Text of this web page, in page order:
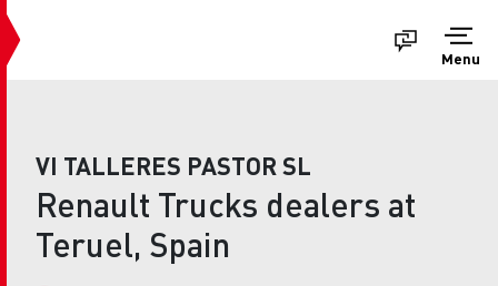
Menu
VI TALLERES PASTOR SL
Renault Trucks dealers at
Teruel, Spain